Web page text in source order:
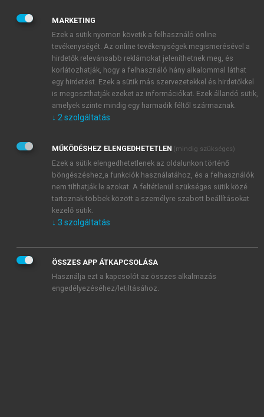
JELSZÓ
JELSZÓ ÚJRA
Kérek értesítést a MeRSZ újdonságairól, akcióiról.
Kérek értesítést az Akadémiai Kiadó Zrt. újdonságairól,
Adatkezelési tájékoztatóbanfoglaltakat tudomásul
veszem és elfogadom.
Általános vásárlási feltételeket, valamint a szotar.netés a
mersz.huoldalak licencszerződéseiben foglaltakat
tudomásul veszem és elfogadom.
KIPRÓBÁLOM
MARKETING
Ezek a sütik nyomon követik a felhasználó online
tevékenységét. Az online tevékenységek megismerésével a
hirdetők relevánsabb reklámokat jeleníthetnek meg, és
korlátozhatják, hogy a felhasználó hány alkalommal láthat
egy hirdetést. Ezek a sütik más szervezetekkel és hirdetőkkel
is megoszthatják ezeket az információkat. Ezek állandó sütik,
amelyek szinte mindig egy harmadik féltől származnak.
↓ 2 szolgáltatás
MŰKÖDÉSHEZ ELENGEDHETETLEN (mindig szükséges)
Ezek a sütik elengedhetetlenek az oldalunkon történő
böngészéshez,a funkciók használatához, és a felhasználók
nem tilthatják le azokat. A feltétlenül szükséges sütik közé
tartoznak többek között a személyre szabott beállításokat
kezelő sütik.
↓ 3 szolgáltatás
ÖSSZES APP ÁTKAPCSOLÁSA
Használja ezt a kapcsolót az összes alkalmazás
engedélyezéséhez/letiltásához.